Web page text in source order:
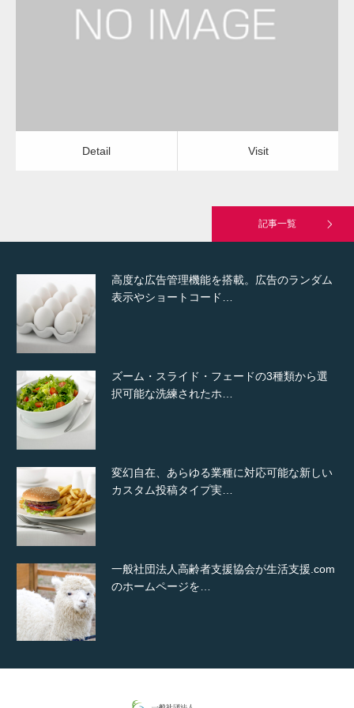
Detail Visit
Detail Visit
記事一覧
高度な広告管理機能を搭載。広告のランダム
表示やショートコード…
ズーム・スライド・フェードの3種類から選
択可能な洗練されたホ…
変幻自在、あらゆる業種に対応可能な新しい
カスタム投稿タイプ実…
一般社団法人高齢者支援協会が生活支援.com
のホームページを…
通常投稿